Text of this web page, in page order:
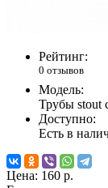
Рейтинг:
0 отзывов
Модель:
Трубы stout
Доступно:
Есть в
Цена: 160 р.